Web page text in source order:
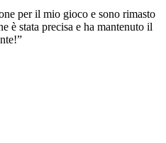
per il mio gioco e sono rimasto
è stata precisa e ha mantenuto il